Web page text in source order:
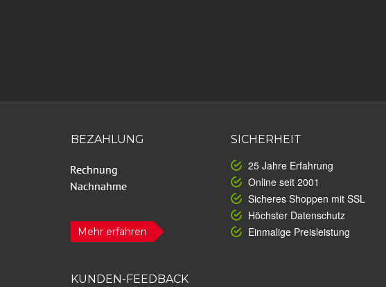
BEZAHLUNG
Mehr erfahren
SICHERHEIT
25 Jahre Erfahrung
Online seit 2001
Sicheres Shoppen mit SSL
Höchster Datenschutz
Einmalige Preisleistung
KUNDEN-FEEDBACK